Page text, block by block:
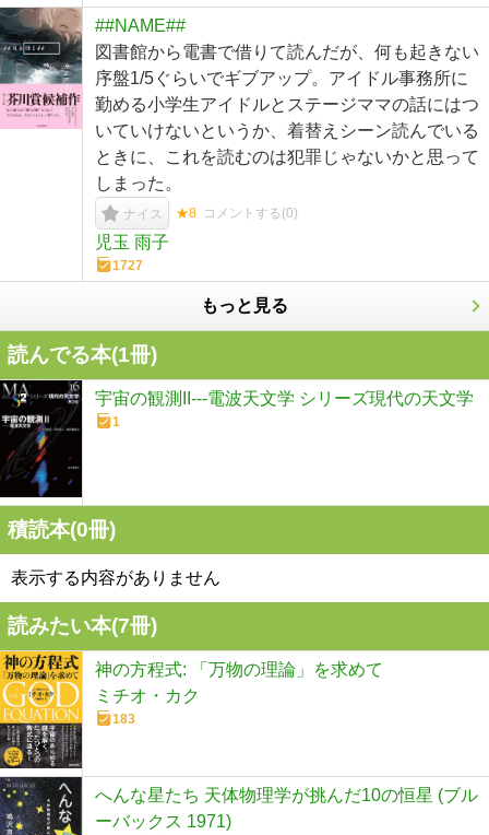
##NAME##
図書館から電書で借りて読んだが、何も起きない
序盤1/5ぐらいでギブアップ。アイドル事務所に
勤める小学生アイドルとステージママの話にはつ
いていけないというか、着替えシーン読んでいる
ときに、これを読むのは犯罪じゃないかと思って
しまった。
ナイス ★8 コメントする(0)
児玉 雨子
1727
もっと見る
読んでる本(1冊)
宇宙の観測II---電波天文学 シリーズ現代の天文学
1
積読本(0冊)
表示する内容がありません
読みたい本(7冊)
神の方程式: 「万物の理論」を求めて
ミチオ・カク
183
へんな星たち 天体物理学が挑んだ10の恒星 (ブル
ーバックス 1971)